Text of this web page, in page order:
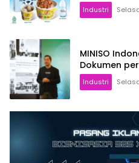
Industri
MINISO
Dokumen
Industri